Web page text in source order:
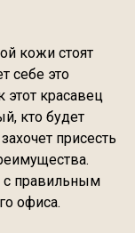
кожи стоят
себе это
этот красавец
кто будет
присесть
с правильным
офиса.